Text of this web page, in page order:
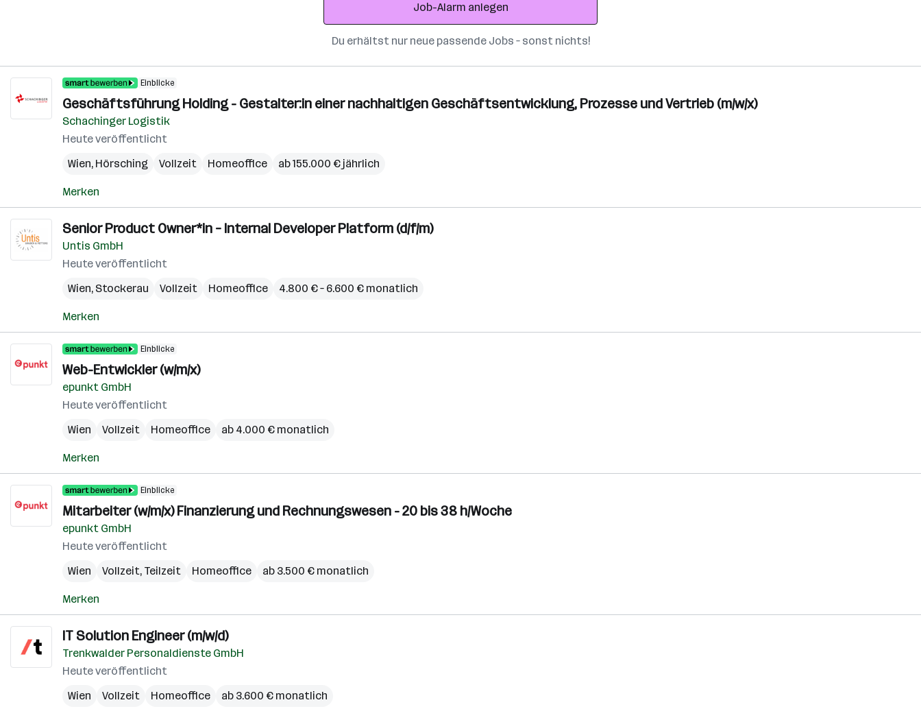
Job-Alarm anlegen
Du erhältst nur neue passende Jobs – sonst nichts!
Einblicke
Geschäftsführung Holding - Gestalter:in einer nachhaltigen Geschäftsentwicklung, Prozesse und Vertrieb (m/w/x)
Schachinger Logistik
Heute veröffentlicht
Wien, Hörsching Vollzeit Homeoffice ab 155.000 € jährlich
Merken
Senior Product Owner*in – Internal Developer Platform (d/f/m)
Untis GmbH
Heute veröffentlicht
Wien, Stockerau Vollzeit Homeoffice 4.800 € – 6.600 € monatlich
Merken
Einblicke
Web-Entwickler (w/m/x)
epunkt GmbH
Heute veröffentlicht
Wien
Vollzeit Homeoffice ab 4.000 € monatlich
Merken
Einblicke
Mitarbeiter (w/m/x) Finanzierung und Rechnungswesen - 20 bis 38 h/Woche
epunkt GmbH
Heute veröffentlicht
Wien
Vollzeit, Teilzeit Homeoffice ab 3.500 € monatlich
Merken
IT Solution Engineer (m/w/d)
Trenkwalder Personaldienste GmbH
Heute veröffentlicht
Wien
Vollzeit Homeoffice ab 3.600 € monatlich